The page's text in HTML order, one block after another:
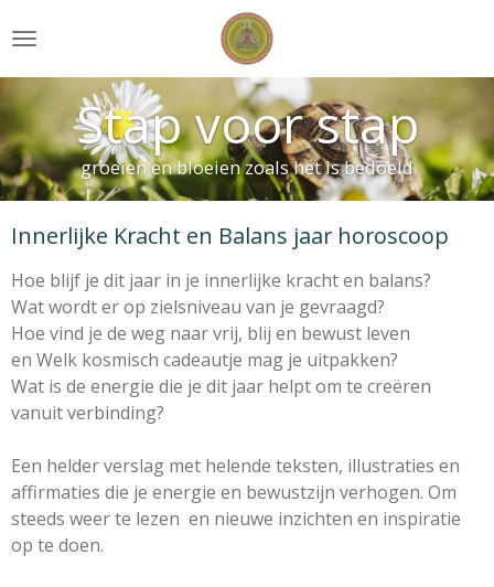
direct
naar
de
hoofdinhoudStap voor stap
groeien en bloeien zoals het is bedoeld
Innerlijke Kracht en Balans jaar horoscoop
Hoe blijf je dit jaar in je innerlijke kracht en balans?
Wat wordt er op zielsniveau van je gevraagd?
Hoe vind je de weg naar vrij, blij en bewust leven
en Welk kosmisch cadeautje mag je uitpakken?
Wat is de energie die je dit jaar helpt om te creëren
vanuit verbinding?
Een helder verslag met helende teksten, illustraties en
affirmaties die je energie en bewustzijn verhogen. Om
steeds weer te lezen en nieuwe inzichten en inspiratie
op te doen.